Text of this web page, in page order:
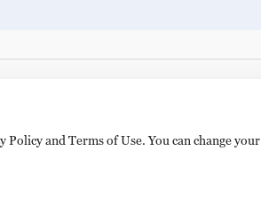
and Terms of Use. You can change your